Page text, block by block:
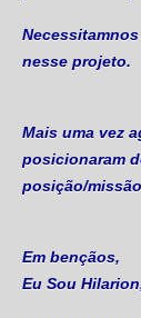
nesse projeto.
Mais uma vez
posicionaram
posição/
Em bençãos,
Eu Sou